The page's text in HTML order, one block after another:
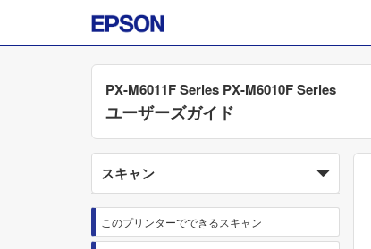
PX-M6011F Series PX-M6010F Series
ユーザーズガイド
スキャン
このプリンターでできるスキャン